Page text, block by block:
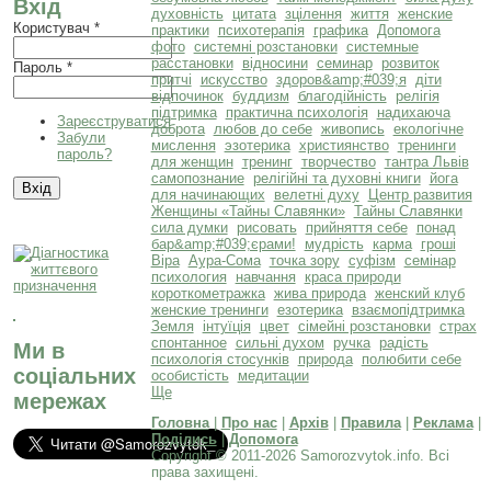
Вхід
Користувач*
Пароль*
Зареєструватися
Забули
пароль?
Ми в
соціальних
мережах
духовність
цитата зцілення життя женские
практики
психотерапія графика Допомога
фото системні розстановки системные
расстановки
відносини семинар
розвиток
притчі
искусство здоров&amp;#039;я діти
відпочинок буддизм благодійність
релігія
підтримка
практична психологія
надихаюча
доброта любов до себе живопись екологічне
мислення эзотерика християнство тренинги
для женщин тренинг творчество тантра Львів
самопознание
релігійні та духовні книги
йога
для начинающих
велетні духу
Центр развития
Женщины «Тайны Славянки» Тайны Славянки
сила думки
рисовать прийняття себе
понад
бар&amp;#039;єрами!
мудрість карма
гроші
Віра Аура-Сома точка зору суфізм семінар
психология
навчання
краса природи
короткометражка жива природа женский клуб
женские тренинги езотерика
взаємопідтримка
Земля
інтуїція цвет сімейні розстановки страх
спонтанное сильні духом ручка
радість
психологія стосунків
природа
полюбити себе
особистість
медитации
Ще
Головна| Про нас| Архів| Правила| Реклама|
Поділись|Допомога
Copyright © 2011-2026 Samorozvytok.info. Всі
права захищені.